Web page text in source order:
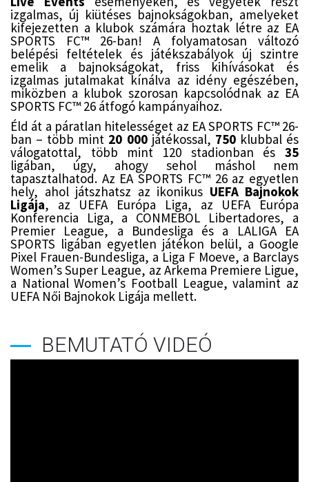
izgalmas, új kiütéses bajnokságokban, amelyeket
kifejezetten a klubok számára hoztak létre az EA
SPORTS FC™ 26-ban! A folyamatosan változó
belépési feltételek és játékszabályok új szintre
emelik a bajnokságokat, friss kihívásokat és
izgalmas jutalmakat kínálva az idény egészében,
miközben a klubok szorosan kapcsolódnak az EA
SPORTS FC™ 26 átfogó kampányaihoz.
Éld át a páratlan hitelességet az EA SPORTS FC™ 26-
ban – több mint 20 000játékossal, 750klubbal és
válogatottal, több mint 120 stadionban és 35
ligában, úgy, ahogy sehol máshol nem
tapasztalhatod. Az EA SPORTS FC™ 26 az egyetlen
hely, ahol játszhatsz az ikonikus UEFA Bajnokok
Ligája, az UEFA Európa Liga, az UEFA Európa
Konferencia Liga, a CONMEBOL Libertadores, a
Premier League, a Bundesliga és a LALIGA EA
SPORTS ligában egyetlen játékon belül, a Google
Pixel Frauen-Bundesliga, a Liga F Moeve, a Barclays
Women’s Super League, az Arkema Premiere Ligue,
a National Women’s Football League, valamint az
UEFA Női Bajnokok Ligája mellett.
BEMUTATÓ VIDEÓ